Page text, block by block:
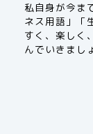
私自身が今ま
ネス用語」「
すく、楽しく
んでいきまし